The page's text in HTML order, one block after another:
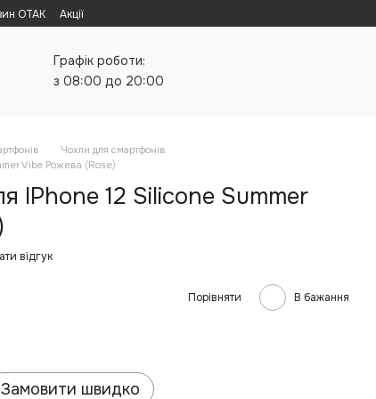
ОТАК Акції
Графік роботи:
з 08:00 до 20:00
Чохли для смартфонів
Vibe Рожева (Rose)
IPhone 12 Silicone Summer
відгук
Порівняти В бажання
Замовити швидко